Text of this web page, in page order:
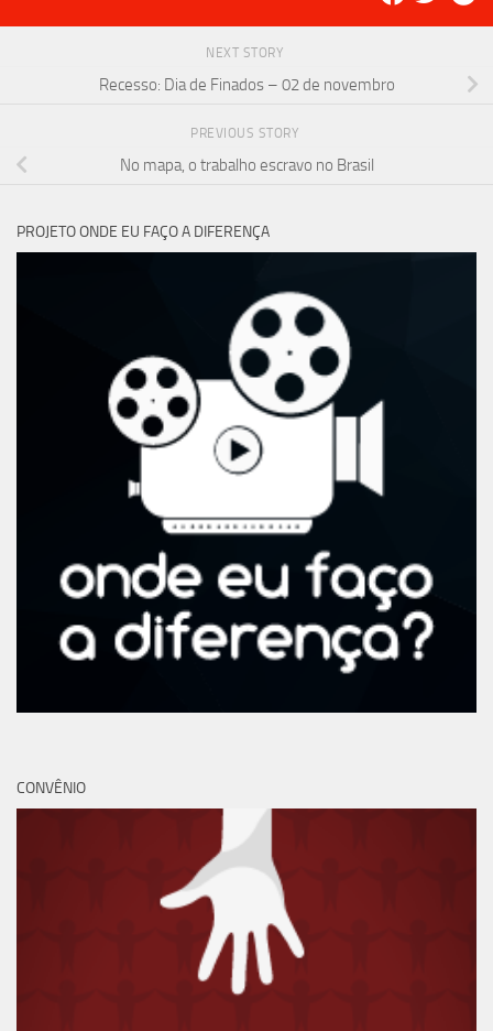
NEXT STORY
Recesso: Dia de Finados – 02 de novembro
PREVIOUS STORY
No mapa, o trabalho escravo no Brasil
PROJETO ONDE EU FAÇO A DIFERENÇA
CONVÊNIO